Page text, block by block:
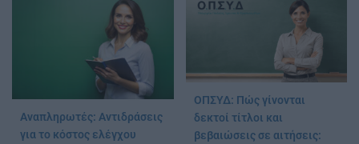
Αναπληρωτές: Αντιδράσεις
για το κόστος ελέγχου
ΟΠΣΥΔ: Πώς γίνονται
δεκτοί τίτλοι και
βεβαιώσεις σε αιτήσεις: